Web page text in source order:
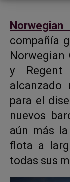
compañía
Norwegian
y
alcanzado
para el
nuevos
aún más
flota a
todas sus